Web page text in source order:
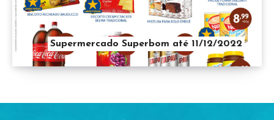
Supermercado Superbom até 11/12/2022